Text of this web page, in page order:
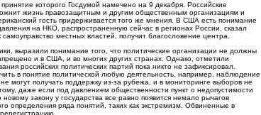
которого Госдумой намечено на 9 декабря. Российские
жизнь правозащитным и другим общественным организациям и
гость придерживается того же мнения. В США есть понимание
на НКО, распространенную сейчас в регионах России, сказал
местных властей, получит благословение центра.
выразили понимание того, что политические организации не должны
и в США, и во многих других странах. Однако, отметили
российских политических партий пока никто не зафиксировал.
в понятие политической любую деятельность, например, наблюдение
могут получать поддержку из-за рубежа, и в мониторинге выборов не
даже если под давлением общественности пункт о недопустимости
закону у государства все равно появится немало рычагов
определения ряда понятий, таких как экстремизм. Обвиненные в